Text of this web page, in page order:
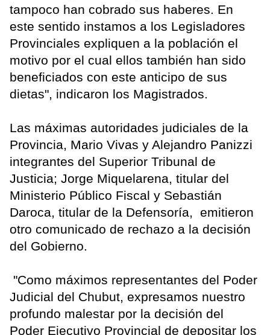
tampoco han cobrado sus haberes. En
este sentido instamos a los Legisladores
Provinciales expliquen a la población el
motivo por el cual ellos también han sido
beneficiados con este anticipo de sus
dietas", indicaron los Magistrados.
Las máximas autoridades judiciales de la
Provincia, Mario Vivas y Alejandro Panizzi
integrantes del Superior Tribunal de
Justicia; Jorge Miquelarena, titular del
Ministerio Público Fiscal y Sebastián
Daroca, titular de la Defensoría, emitieron
otro comunicado de rechazo a la decisión
del Gobierno.
"Como máximos representantes del Poder
Judicial del Chubut, expresamos nuestro
profundo malestar por la decisión del
Poder Ejecutivo Provincial de depositar los